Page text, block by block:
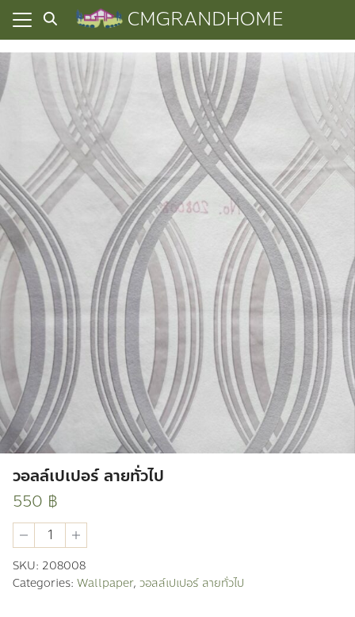
Skip
content
CMGRANDHOME
ความเป็นส่วนตัว
หมด
วอลล์เปเปอร์ ลายทั่วไป
550 ฿
วอ
ลล์
เปเปอร์
ลาย
ทั่วไป
SKU: 208008
Categories: Wallpaper, วอลล์เปเปอร์ ลายทั่วไป